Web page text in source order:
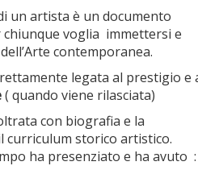
un artista è un documento
voglia immettersi e
contemporanea.
legata al prestigio e
( quando viene rilasciata)
con biografia e la
curriculum storico artistico.
ha presenziato e ha avuto